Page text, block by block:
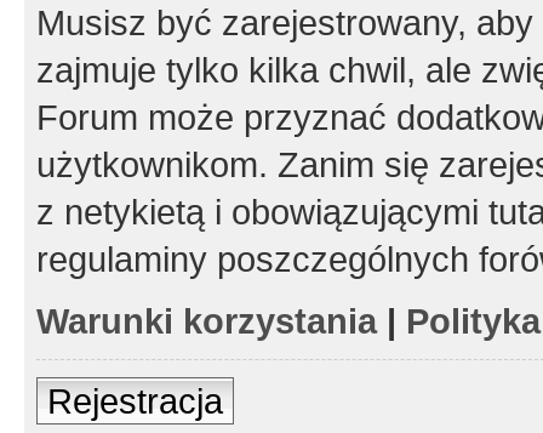
Musisz być zarejestrowany,
zajmuje tylko kilka chwil, ale
Forum może przyznać
użytkownikom. Zanim się
z netykietą i obowiązującymi
regulaminy poszczególnych
Warunki korzystania|
Rejestracja